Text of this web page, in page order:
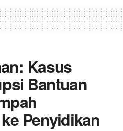
Kasus
Bantuan
Penyidikan